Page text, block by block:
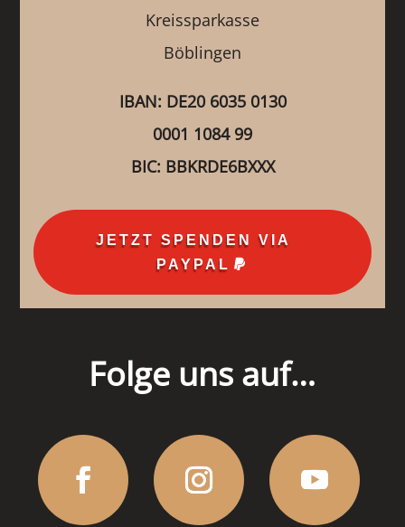
Kreissparkasse
Böblingen
IBAN: DE20 6035 0130
0001 1084 99
BIC: BBKRDE6BXXX
JETZT SPENDEN VIA
PAYPAL
Folge uns auf…